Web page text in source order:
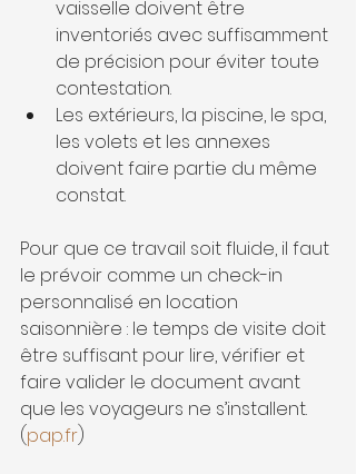
vaisselle doivent être
inventoriés avec suffisamment
de précision pour éviter toute
contestation.
Les extérieurs, la piscine, le spa,
les volets et les annexes
doivent faire partie du même
constat.
Pour que ce travail soit fluide, il faut
le prévoir comme un check-in
personnalisé en location
saisonnière : le temps de visite doit
être suffisant pour lire, vérifier et
faire valider le document avant
que les voyageurs ne s’installent.
(pap.fr)